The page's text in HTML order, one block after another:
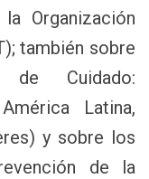
Organización
también sobre
de Cuidado:
Latina,
y sobre los
de la